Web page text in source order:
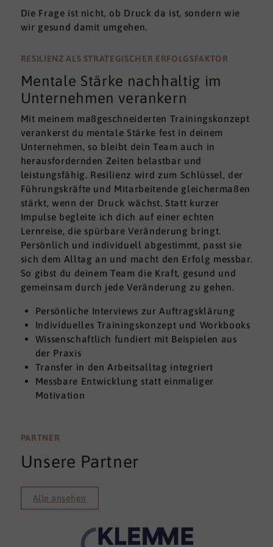
Die Frage ist nicht, ob Druck da ist, sondern wie
wir gesund damit umgehen.
RESILIENZ ALS STRATEGISCHER ERFOLGSFAKTOR
Mentale Stärke nachhaltig im
Unternehmen verankern
Mit meinem maßgeschneiderten Trainingskonzept
verankerst du mentale Stärke fest in deinem
Unternehmen, so bleibt dein Team auch in
herausfordernden Zeiten belastbar und
leistungsfähig. Resilienz wird zum Schlüssel, der
Führungskräfte und Mitarbeitende gleichermaßen
stärkt, wenn der Druck wächst. Statt kurzer
Impulse begleite ich dich auf einer echten
Lernreise, die spürbare Veränderung bringt.
Persönlich und individuell abgestimmt, passt sie
sich dem Alltag an und macht den Erfolg messbar.
So gibst du deinem Team die Kraft, gesund und
gemeinsam durch jede Veränderung zu gehen.
Persönliche Interviews zur Auftragsklärung
Individuelles Trainingskonzept und Workbooks
Wissenschaftlich fundiert mit Beispielen aus
der Praxis
Transfer in den Arbeitsalltag integriert
Messbare Entwicklung statt einmaliger
Motivation
PARTNER
Unsere Partner
Alle ansehen